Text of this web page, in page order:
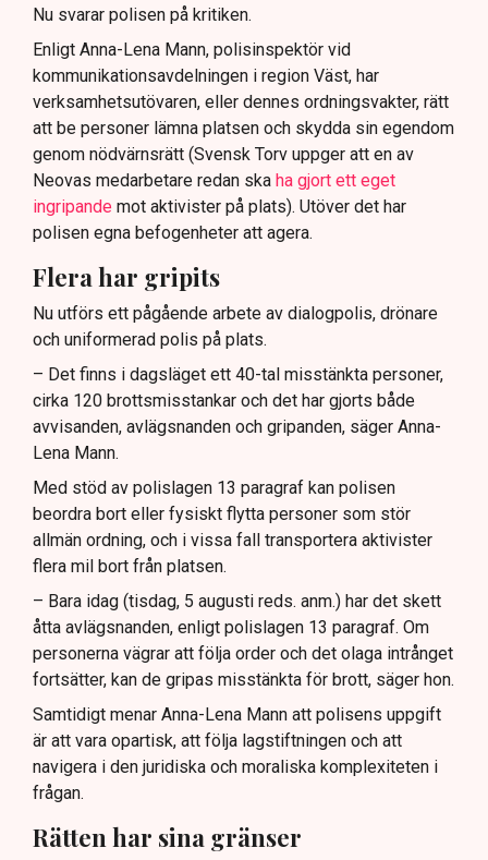
Nu svarar polisen på kritiken.
Enligt Anna-Lena Mann, polisinspektör vid
kommunikationsavdelningen i region Väst, har
verksamhetsutövaren, eller dennes ordningsvakter, rätt
att be personer lämna platsen och skydda sin egendom
genom nödvärnsrätt (Svensk Torv uppger att en av
Neovas medarbetare redan ska ha gjort ett eget
ingripande mot aktivister på plats). Utöver det har
polisen egna befogenheter att agera.
Flera har gripits
Nu utförs ett pågående arbete av dialogpolis, drönare
och uniformerad polis på plats.
– Det finns i dagsläget ett 40-tal misstänkta personer,
cirka 120 brottsmisstankar och det har gjorts både
avvisanden, avlägsnanden och gripanden, säger Anna-
Lena Mann.
Med stöd av polislagen 13 paragraf kan polisen
beordra bort eller fysiskt flytta personer som stör
allmän ordning, och i vissa fall transportera aktivister
flera mil bort från platsen.
– Bara idag (tisdag, 5 augusti reds. anm.) har det skett
åtta avlägsnanden, enligt polislagen 13 paragraf. Om
personerna vägrar att följa order och det olaga intrånget
fortsätter, kan de gripas misstänkta för brott, säger hon.
Samtidigt menar Anna-Lena Mann att polisens uppgift
är att vara opartisk, att följa lagstiftningen och att
navigera i den juridiska och moraliska komplexiteten i
frågan.
Rätten har sina gränser